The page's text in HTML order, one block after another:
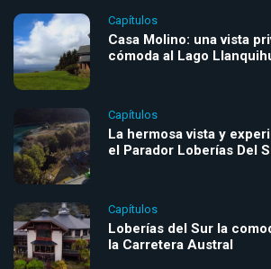
Capítulos
Casa Molino: una vista
cómoda al Lago
Capítulos
La hermosa vista y
el Parador Loberías Del
Capítulos
Loberías del Sur la
la Carretera Austral